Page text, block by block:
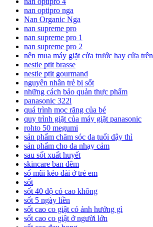
nan optipro nga
Nan Organic Nga
nan supreme pro
nan supreme pro 1
nan supreme pro 2
nên mua máy giặt cửa trước hay cửa trên
nestle ptit brasse
nestle ptit gourmand
nguyên nhân trẻ bị sốt
những cách bảo quản thực phẩm
panasonic 322l
quá trình mọc răng của bé
quy trình giặt của máy giặt panasonic
rohto 50 megumi
sản phẩm chăm sóc da tuổi dậy thì
sản phẩm cho da nhạy cảm
sau sốt xuất huyết
skincare ban đêm
sổ mũi kéo dài ở trẻ em
sốt
sốt 40 độ có cao không
sốt 5 ngày liền
sốt cao co giật có ảnh hưởng gì
sốt cao co giật ở người lớn